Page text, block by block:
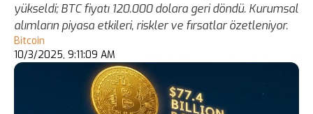
yükseldi; BTC fiyatı 120.000 dolara geri döndü. Kurumsal
alımların piyasa etkileri, riskler ve fırsatlar özetleniyor.
Bitcoin
10/3/2025, 9:11:09 AM